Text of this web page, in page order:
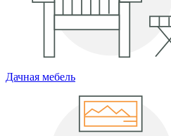
Дачная мебель